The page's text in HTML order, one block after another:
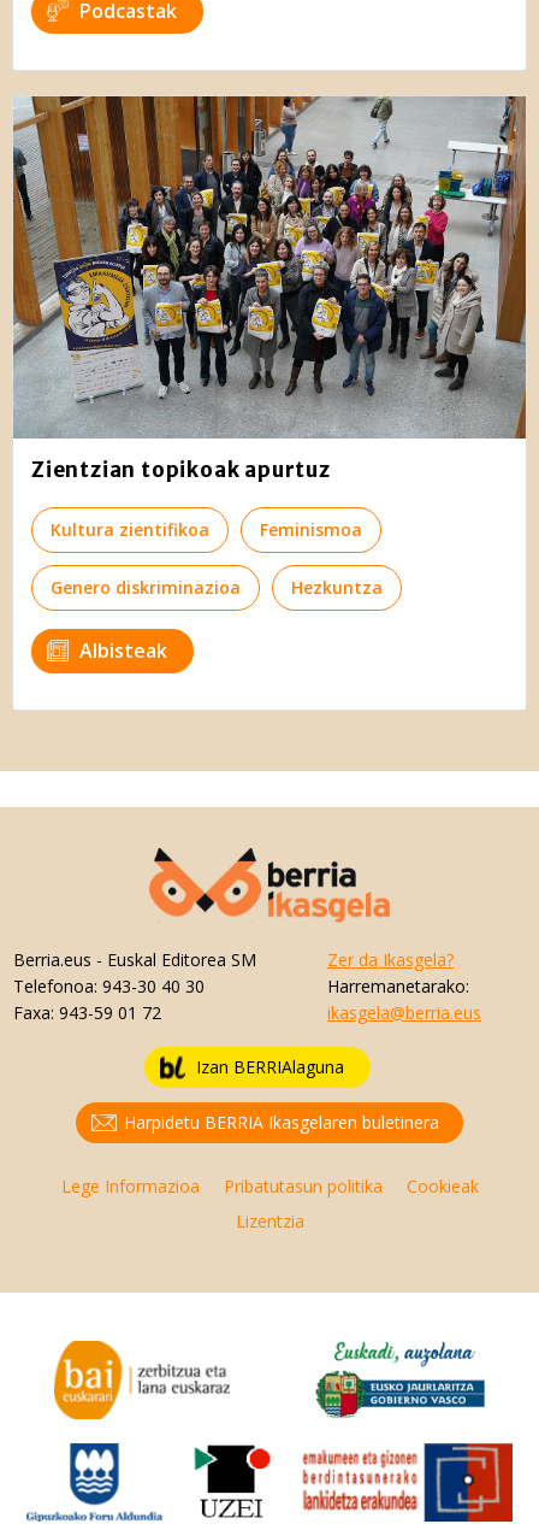
Podcastak
Zientzian topikoak apurtuz
Kultura zientifikoa Feminismoa
Genero diskriminazioa Hezkuntza
Albisteak
Berria.eus - Euskal Editorea SM
Telefonoa: 943-30 40 30
Faxa: 943-59 01 72
Zer da Ikasgela?
Harremanetarako:
ikasgela@berria.eus
Izan BERRIAlaguna
Harpidetu BERRIA Ikasgelaren buletinera
Lege Informazioa Pribatutasun politika
Cookieak
Lizentzia